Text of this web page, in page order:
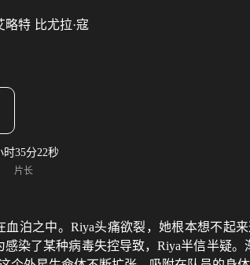
略特 比尤拉·寇
时35分22秒
片长
泊之中。Riya头痛欲裂，她根本想不起
染了某种病毒失控导致，Riya半信半疑